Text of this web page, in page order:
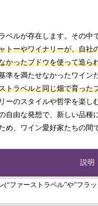
ベルが存在します。その
トーやワイナリーが、自
かったブドウを使って造ら
準を満たせなかったワイ
トラベルと同じ畑で育った
ーのスタイルや哲学を楽し
自由な発想で、新しい品
め、ワイン愛好家たちの間
説明
ファーストラベル”や”フラ